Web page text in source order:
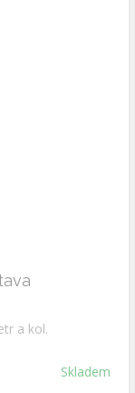
a kol.
Skladem